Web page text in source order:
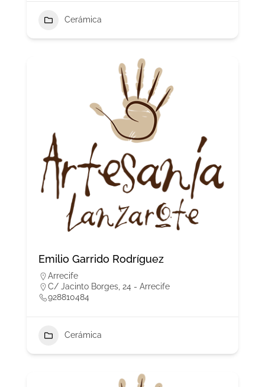
Cerámica
Emilio Garrido Rodríguez
Arrecife
C/ Jacinto Borges, 24 - Arrecife
928810484
Cerámica